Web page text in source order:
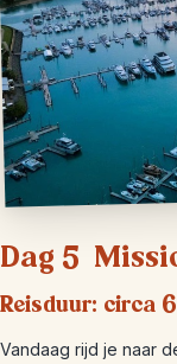
Dag 5
Reisduur: circa
Vandaag rijd je naar